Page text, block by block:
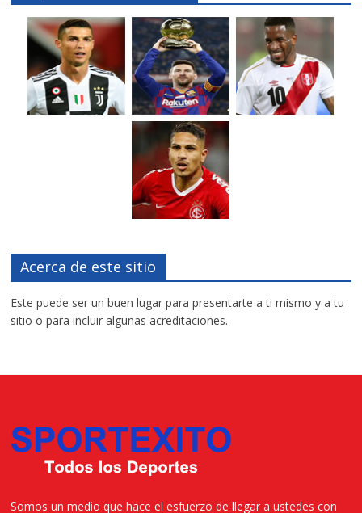
Acerca de este sitio
Este puede ser un buen lugar para presentarte a ti mismo y a tu
sitio o para incluir algunas acreditaciones.
Somos un medio que hace el esfuerzo de llegar a ustedes con